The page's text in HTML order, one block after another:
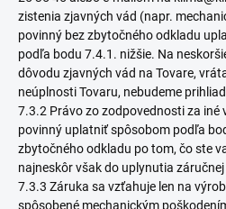
zistenia zjavných vád (napr.
povinný bez zbytočného odkladu
podľa bodu 7.4.1. nižšie. Na
dôvodu zjavných vád na Tovare,
neúplnosti Tovaru, nebudeme
7.3.2 Právo zo zodpovednosti za iné
povinný uplatniť spôsobom podľa
zbytočného odkladu po tom, čo ste
najneskôr však do uplynutia záručnej
7.3.3 Záruka sa vzťahuje len na
spôsobené mechanickým